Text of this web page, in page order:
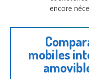
encore
mobiles